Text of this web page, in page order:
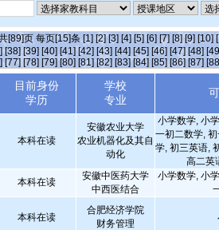
[89]页 每页[15]条 [1] [2] [3] [4] [5] [6] [7] [8] [9] [10]
[38] [39] [40] [41] [42] [43] [44] [45] [46] [47] [48]
[77] [78] [79] [80] [81] [82] [83] [84] [85] [86] [87]
目前身份
学历
学校
专业
本科在读
安徽农业大学
农业机器化及其自
动化
小学数学, 小
一初二数学,
学, 初三英语,
高二英
本科在读
安徽中医药大学
中西医结合
小学数学, 小
本科在读
合肥经济学院
财务管理